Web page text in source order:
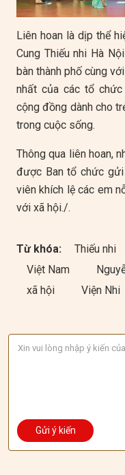
Liên hoan là dịp thể
Cung Thiếu nhi Hà
bàn thành phố cùng
nhất của các tổ chức
cộng đồng dành cho
trong cuộc sống.
Thông qua liên hoan,
được Ban tổ chức
viên khích lệ các em
với xã hội./.
Từ khóa: Thiếu nhi
Việt Nam
xã hội
Viện Nhi